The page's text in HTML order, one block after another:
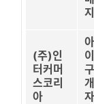
(주)인
터커머
스코리
아